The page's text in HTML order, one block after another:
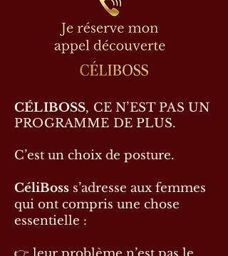
CÉLIBOSS, CE N’EST PAS UN
PROGRAMME DE PLUS.
C’est un choix de posture.
CéliBoss s’adresse aux femmes
qui ont compris une chose
essentielle :